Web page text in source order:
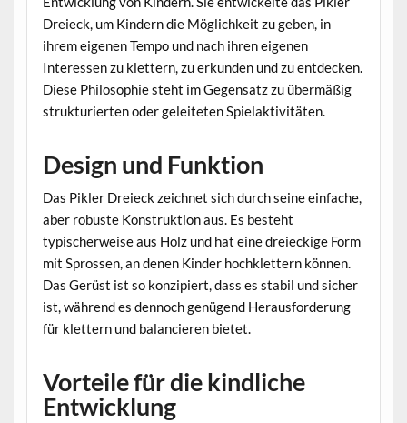
Dreieck, um Kindern die Möglichkeit zu geben, in
ihrem eigenen Tempo und nach ihren eigenen
Interessen zu klettern, zu erkunden und zu entdecken.
Diese Philosophie steht im Gegensatz zu übermäßig
strukturierten oder geleiteten Spielaktivitäten.
Design und Funktion
Das Pikler Dreieck zeichnet sich durch seine einfache,
aber robuste Konstruktion aus. Es besteht
typischerweise aus Holz und hat eine dreieckige Form
mit Sprossen, an denen Kinder hochklettern können.
Das Gerüst ist so konzipiert, dass es stabil und sicher
ist, während es dennoch genügend Herausforderung
für klettern und balancieren bietet.
Vorteile für die kindliche
Entwicklung